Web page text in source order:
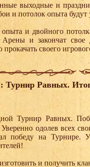
выходные и
и потолок опыта будут
и двойного
и закончат
прокачать своего
: Турнир Равных.
Турнир Равных.
Уверенно одолев всех
победу на Турнире.
и получить